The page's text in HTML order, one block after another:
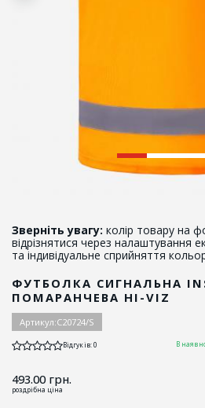
Зверніть увагу: колір товару на
відрізнятися через налаштування
та індивідуальне сприйняття
ФУТБОЛКА СИГНАЛЬНА
ПОМАРАНЧЕВА HI-VIZ
Артикул:C20724/S
Відгуків: 0 В
493.00грн.
роздрібна ціна